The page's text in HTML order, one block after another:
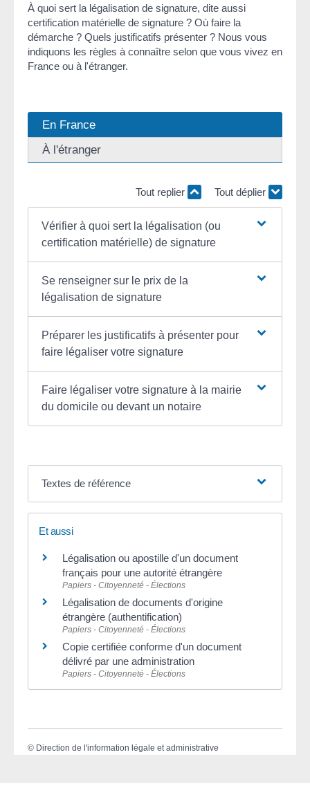
À quoi sert la légalisation de signature, dite aussi
certification matérielle de signature ? Où faire la
démarche ? Quels justificatifs présenter ? Nous vous
indiquons les règles à connaître selon que vous vivez en
France ou à l'étranger.
En France
À l'étranger
Tout replier Tout déplier
Vérifier à quoi sert la légalisation (ou
certification matérielle) de signature
Se renseigner sur le prix de la
légalisation de signature
Préparer les justificatifs à présenter pour
faire légaliser votre signature
Faire légaliser votre signature à la mairie
du domicile ou devant un notaire
Textes de référence
Et aussi
Légalisation ou apostille d'un document
français pour une autorité étrangère
Papiers - Citoyenneté - Élections
Légalisation de documents d'origine
étrangère (authentification)
Papiers - Citoyenneté - Élections
Copie certifiée conforme d'un document
délivré par une administration
Papiers - Citoyenneté - Élections
© Direction de l'information légale et administrative